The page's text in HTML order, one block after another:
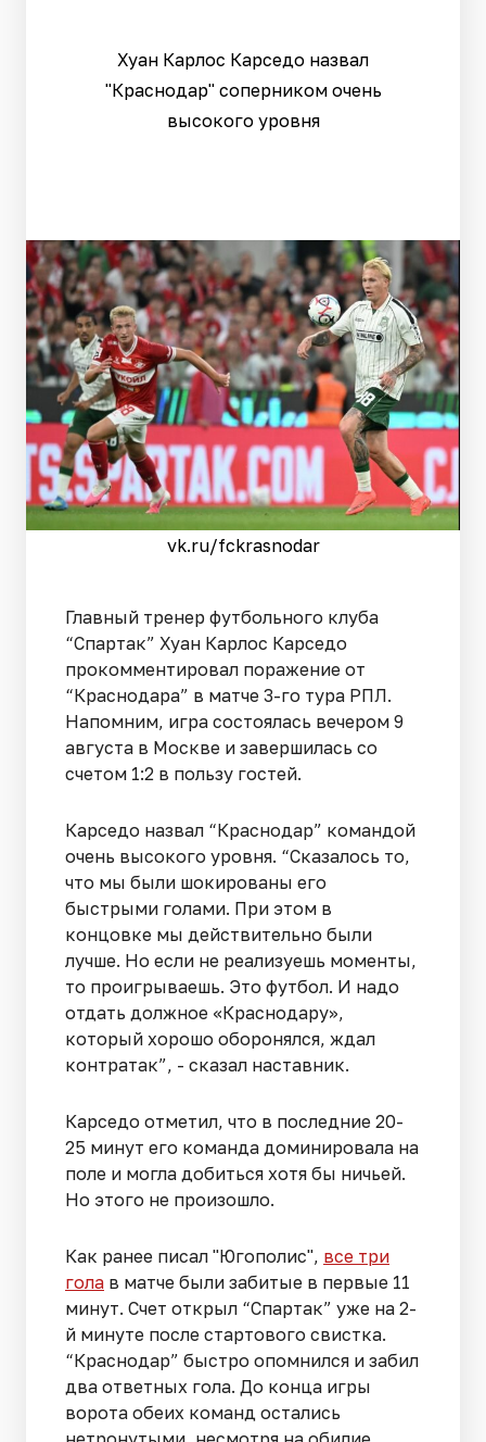
Хуан Карлос Карседо назвал
"Краснодар" соперником очень
высокого уровня
vk.ru/fckrasnodar
Главный тренер футбольного клуба
“Спартак” Хуан Карлос Карседо
прокомментировал поражение от
“Краснодара” в матче 3-го тура РПЛ.
Напомним, игра состоялась вечером 9
августа в Москве и завершилась со
счетом 1:2 в пользу гостей.
Карседо назвал “Краснодар” командой
очень высокого уровня. “Сказалось то,
что мы были шокированы его
быстрыми голами. При этом в
концовке мы действительно были
лучше. Но если не реализуешь моменты,
то проигрываешь. Это футбол. И надо
отдать должное «Краснодару»,
который хорошо оборонялся, ждал
контратак”, - сказал наставник.
Карседо отметил, что в последние 20-
25 минут его команда доминировала на
поле и могла добиться хотя бы ничьей.
Но этого не произошло.
Как ранее писал "Югополис", все три
гола в матче были забитые в первые 11
минут. Счет открыл “Спартак” уже на 2-
й минуте после стартового свистка.
“Краснодар” быстро опомнился и забил
два ответных гола. До конца игры
ворота обеих команд остались